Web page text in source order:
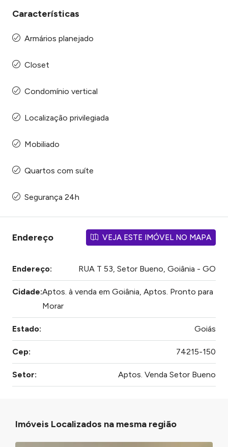
Características
Armários planejado
Closet
Condomínio vertical
Localização privilegiada
Mobiliado
Quartos com suíte
Segurança 24h
Endereço VEJA ESTE IMÓVEL NO MAPA
Endereço: RUA T 53, Setor Bueno, Goiânia - GO
Cidade:Aptos. à venda em Goiânia, Aptos. Pronto para
Morar
Estado: Goiás
Cep: 74215-150
Setor: Aptos. Venda Setor Bueno
Imóveis Localizados na mesma região